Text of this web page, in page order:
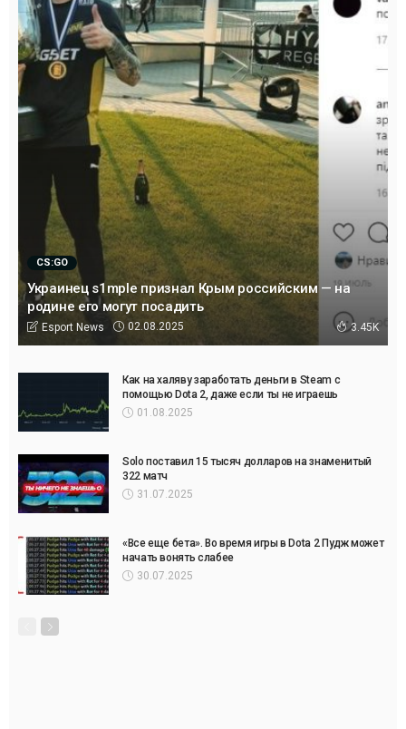
CS:GO
Украинец s1mple признал Крым российским — на
родине его могут посадить
Esport News 02.08.2025 3.45K
Как на халяву заработать деньги в Steam с
помощью Dota 2, даже если ты не играешь
01.08.2025
Solo поставил 15 тысяч долларов на знаменитый
322 матч
31.07.2025
«Все еще бета». Во время игры в Dota 2 Пудж может
начать вонять слабее
30.07.2025